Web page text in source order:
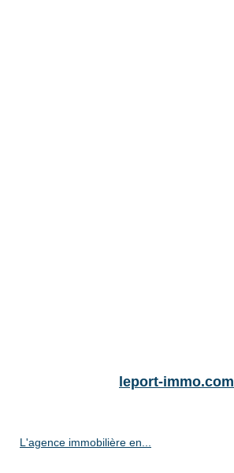
leport-immo.com
L'agence immobilière en...